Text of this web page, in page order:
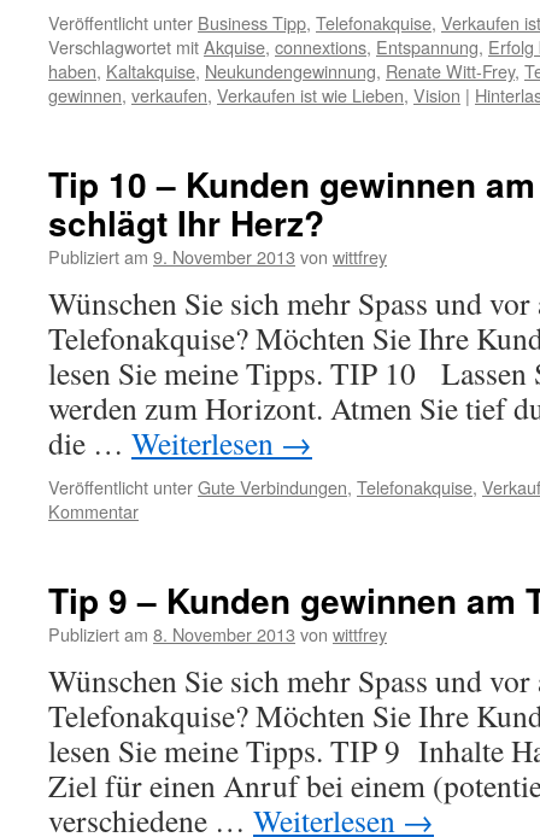
Veröffentlicht unter Business Tipp, Telefonakquise, Verkaufen
Verschlagwortet mitAkquise, connextions, Entspannung, Erfolg
haben, Kaltakquise, Neukundengewinnung, Renate Witt-Frey,
gewinnen, verkaufen, Verkaufen ist wie Lieben, Vision |
Tip 10 – Kunden gewinnen
schlägt Ihr Herz?
Publiziert am 9. November 2013 von wittfrey
Wünschen Sie sich mehr Spass und
Telefonakquise? Möchten Sie Ihre
lesen Sie meine Tipps. TIP 10
werden zum Horizont. Atmen Sie tief
die … Weiterlesen →
Veröffentlicht unterGute Verbindungen, Telefonakquise,
Kommentar
Tip 9 – Kunden gewinnen am
Publiziert am 8. November 2013 von wittfrey
Wünschen Sie sich mehr Spass und
Telefonakquise? Möchten Sie Ihre
lesen Sie meine Tipps. TIP 9 Inhalte
Ziel für einen Anruf bei einem
verschiedene … Weiterlesen →